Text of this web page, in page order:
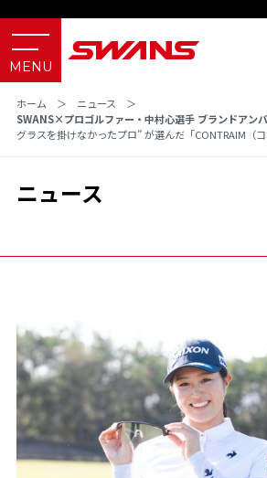
ホーム ＞ ニュース
＞
SWANS×プロゴルファー・中村心選手 ブランドアン
グラスを掛けなかったプロ” が選んだ「CONTRAIM（
ニュース